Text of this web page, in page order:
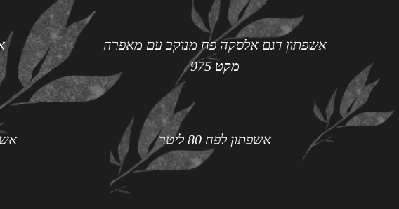
אשפתון דגם אלסקה פח מנוקב עם מאפרה
מקט 975
אשפתון לפח 80 ליטר